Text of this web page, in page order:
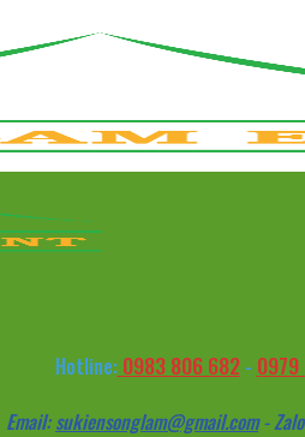
Hotline:0983 806 682- 0979
Email:sukiensonglam@gmail.com-